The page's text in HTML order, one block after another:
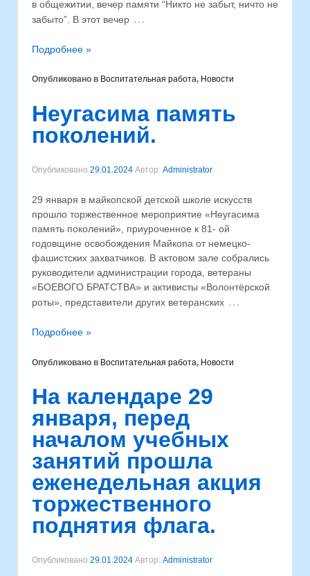
в общежитии, вечер памяти “Никто не забыт, ничто не
забыто”. В этот вечер …
Подробнее »
Опубликовано в Воспитательная работа, Новости
Неугасима память
поколений.
Опубликовано 29.01.2024 Автор: Administrator
29 января в майкопской детской школе искусств
прошло торжественное мероприятие «Неугасима
память поколений», приуроченное к 81- ой
годовщине освобождения Майкопа от немецко-
фашистских захватчиков. В актовом зале собрались
руководители администрации города, ветераны
«БОЕВОГО БРАТСТВА» и активисты «Волонтёрской
роты», представители других ветеранских …
Подробнее »
Опубликовано в Воспитательная работа, Новости
На календаре 29
января, перед
началом учебных
занятий прошла
еженедельная акция
торжественного
поднятия флага.
Опубликовано 29.01.2024 Автор: Administrator